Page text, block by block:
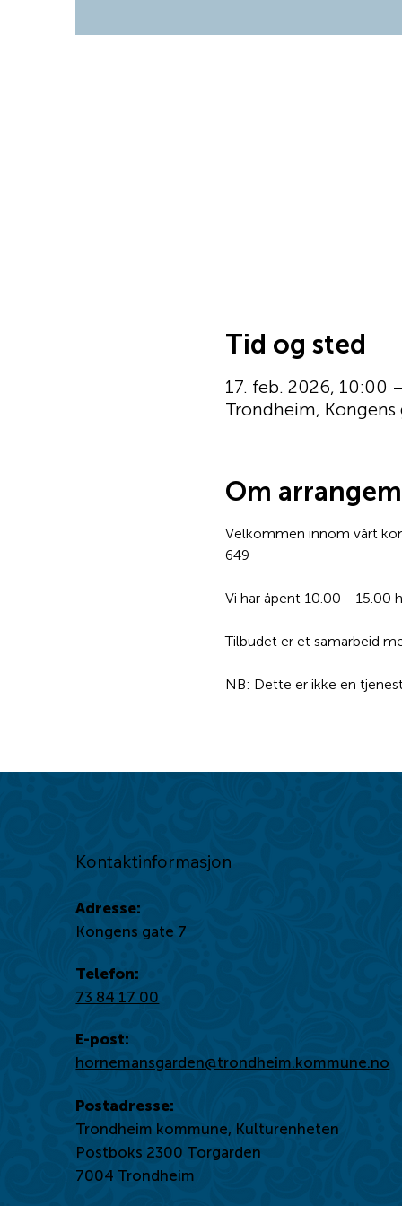
Tid og sted
17. feb. 2026, 10:00
Trondheim,
Om
Velkommen innom vårt
649
Vi har åpent 10.00 - 15.00
Tilbudet er et samarbeid
NB: Dette er ikke en
Kontaktinformasjon
Adresse:
Kongens gate 7
Telefon:
73 84 17 00
E-post:
hornemansgarden@trondheim.kommune.no
Postadresse:
Trondheim kommune, Kulturenheten
Postboks 2300 Torgarden
7004 Trondheim